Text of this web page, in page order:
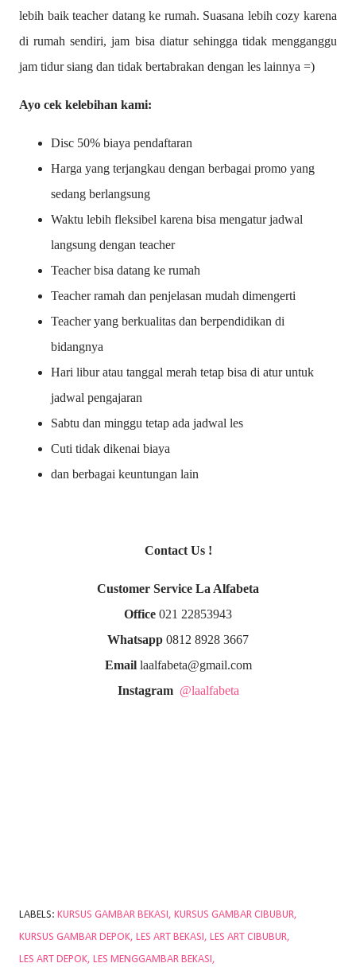
lebih baik teacher datang ke rumah. Suasana lebih cozy karena
di rumah sendiri, jam bisa diatur sehingga tidak mengganggu
jam tidur siang dan tidak bertabrakan dengan les lainnya =)
Ayo cek kelebihan kami:
Disc 50% biaya pendaftaran
Harga yang terjangkau dengan berbagai promo yang
sedang berlangsung
Waktu lebih fleksibel karena bisa mengatur jadwal
langsung dengan teacher
Teacher bisa datang ke rumah
Teacher ramah dan penjelasan mudah dimengerti
Teacher yang berkualitas dan berpendidikan di
bidangnya
Hari libur atau tanggal merah tetap bisa di atur untuk
jadwal pengajaran
Sabtu dan minggu tetap ada jadwal les
Cuti tidak dikenai biaya
dan berbagai keuntungan lain
Contact Us !
Customer Service La Alfabeta
Office 021 22853943
Whatsapp 0812 8928 3667
Emaillaalfabeta@gmail.com
Instagram @laalfabeta
LABELS: KURSUS GAMBAR BEKASI
KURSUS GAMBAR CIBUBUR
KURSUS GAMBAR DEPOK LES ART BEKASI
LES ART CIBUBUR
LES ART DEPOK LES MENGGAMBAR BEKASI